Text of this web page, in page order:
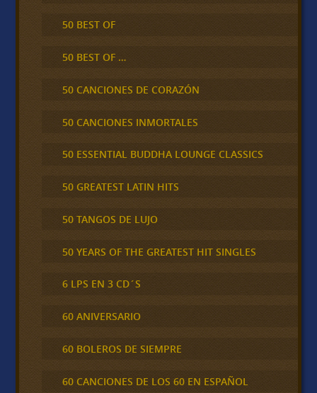
50 BEST OF
50 BEST OF …
50 CANCIONES DE CORAZÓN
50 CANCIONES INMORTALES
50 ESSENTIAL BUDDHA LOUNGE CLASSICS
50 GREATEST LATIN HITS
50 TANGOS DE LUJO
50 YEARS OF THE GREATEST HIT SINGLES
6 LPS EN 3 CD´S
60 ANIVERSARIO
60 BOLEROS DE SIEMPRE
60 CANCIONES DE LOS 60 EN ESPAÑOL